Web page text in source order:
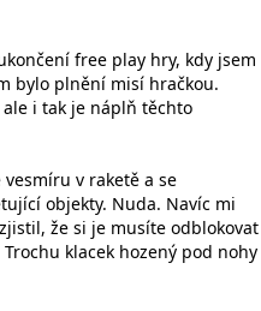
free play hry, kdy jsem
bylo plnění misí hračkou.
i tak je náplň těchto
v raketě a se
objekty. Nuda. Navíc mi
že si je musíte odblokovat
klacek hozený pod nohy